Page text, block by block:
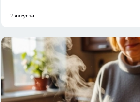
7 августа